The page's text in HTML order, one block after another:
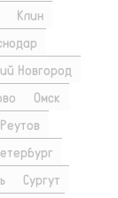
Клин
Новгород
Омск
Реутов
Сургут